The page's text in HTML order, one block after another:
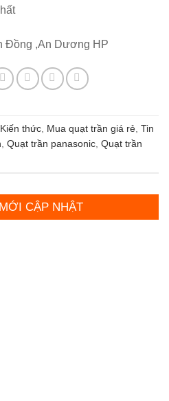
Đồng ,An Dương HP
Kiến thức, Mua quạt trần giá rẻ, Tin
, Quạt trần panasonic, Quạt trần
CẬP NHẬT